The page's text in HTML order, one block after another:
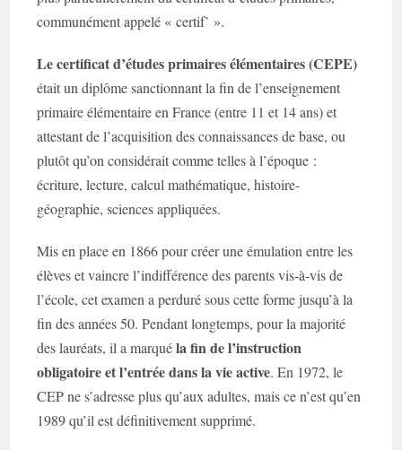
communément appelé « certif’ ».
Le certificat d’études primaires élémentaires (CEPE)
était un diplôme sanctionnant la fin de l’enseignement
primaire élémentaire en France (entre 11 et 14 ans) et
attestant de l’acquisition des connaissances de base, ou
plutôt qu’on considérait comme telles à l’époque :
écriture, lecture, calcul mathématique, histoire-
géographie, sciences appliquées.
Mis en place en 1866 pour créer une émulation entre les
élèves et vaincre l’indifférence des parents vis-à-vis de
l’école, cet examen a perduré sous cette forme jusqu’à la
fin des années 50. Pendant longtemps, pour la majorité
des lauréats, il a marquéla fin de l’instruction
obligatoire et l’entrée dans la vie active. En 1972, le
CEP ne s’adresse plus qu’aux adultes, mais ce n’est qu’en
1989 qu’il est définitivement supprimé.